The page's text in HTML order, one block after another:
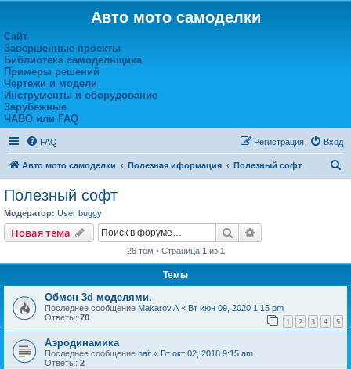
Авто мото самоделки
Сайт
Завершенные проекты
Библиотека самодельщика
Примеры решений
Чертежи и модели
Инструменты и оборудование
Зарубежные
ЧАВО или FAQ
FAQ Вход
Регистрация
Авто мото самоделки Полезная иформация Полезный софт
Полезный софт
Модератор: User buggy
Новая тема Поиск
26 тем • Страница 1 из 1
Темы
Обмен 3d моделями.
Последнее сообщение Makarov.A « Вт июн 09, 2020 1:15 pm
Ответы: 70 1 2 3 4 5
Аэродинамика
Последнее сообщение hait « Вт окт 02, 2018 9:15 am
Ответы: 2